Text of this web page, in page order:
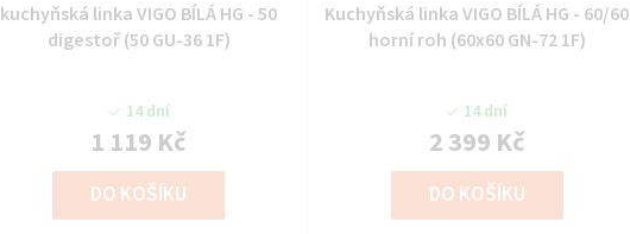
kuchyňská linka VIGO BÍLÁ HG - 50
digestoř (50 GU-36 1F)
14 dní
1 119 Kč
DO KOŠÍKU
Kuchyňská linka VIGO BÍLÁ HG - 60/60
horní roh (60x60 GN-72 1F)
14 dní
2 399 Kč
DO KOŠÍKU